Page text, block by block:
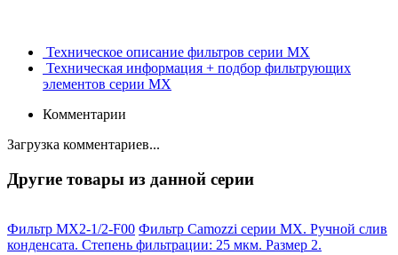
Техническое описание фильтров серии MX
Техническая информация + подбор фильтрующих
элементов серии MX
Комментарии
Загрузка комментариев...
Другие товары из данной серии
Фильтр MX2-1/2-F00 Фильтр Camozzi серии MX. Ручной слив
конденсата. Степень фильтрации: 25 мкм. Размер 2.